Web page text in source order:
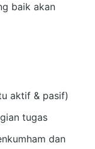
baik akan
aktif & pasif)
tugas
dan